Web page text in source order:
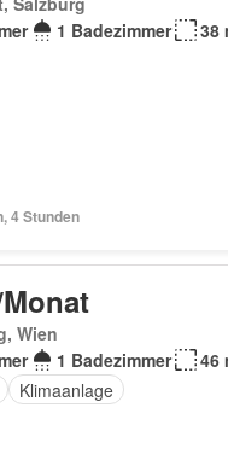
1 Badezimmer 38
4 Stunden
Wien
1 Badezimmer
46
Klimaanlage